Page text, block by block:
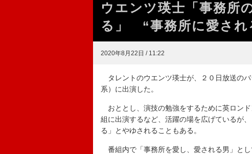
ウエンツ瑛士「事務所
る」 “事務所に愛され
2020年8月22日 / 11:22
タレントのウエンツ瑛士が、２０日放送の
系）に出演した。
おととし、演技の勉強をするために英ロン
組に出演するなど、活躍の場を広げているが
る」とやゆされることもある。
番組内で「事務所を愛し、愛される男」と